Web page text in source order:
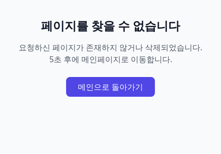
페이지를 찾을 수 없습니다
요청하신 페이지가 존재하지 않거나 삭제되었습니다.
5초 후에 메인페이지로 이동합니다.
메인으로 돌아가기